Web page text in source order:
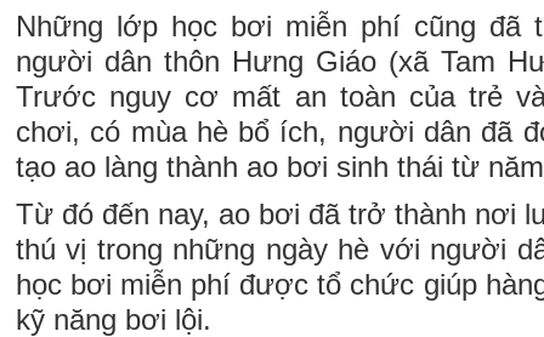
Những lớp học bơi miễn phí cũng đã
người dân thôn Hưng Giáo (xã Tam
Trước nguy cơ mất an toàn của trẻ
chơi, có mùa hè bổ ích, người dân đã
tạo ao làng thành ao bơi sinh thái từ
Từ đó đến nay, ao bơi đã trở thành nơi
thú vị trong những ngày hè với người
học bơi miễn phí được tổ chức giúp
kỹ năng bơi lội.